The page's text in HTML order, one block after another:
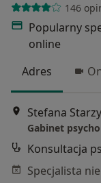
146
Popularny
online
Adres
Stefana
Gabinet
Konsultacja